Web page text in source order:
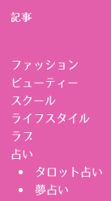
記事
ファッション
ビューティー
スクール
ライフスタイル
ラブ
占い
タロット占い
夢占い